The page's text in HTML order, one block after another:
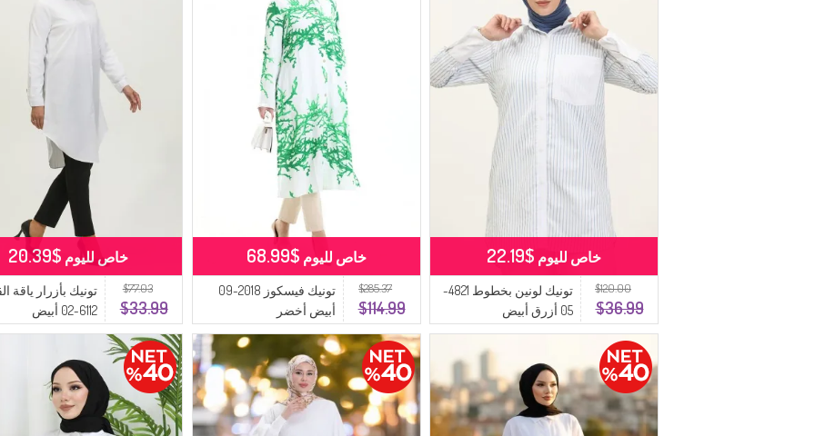
$120.00
$36.99
تونيك لونين بخطوط 4821-
05 أزرق أبيض
خاص لليوم $22.19
$285.37
$114.99
تونيك فيسكوز 2018-09
أبيض أخضر
خاص لليوم $68.99
$77.03
$33.99
تونيك بأزرار ياقة
6112-02 أبيض
خاص لليوم $20.39